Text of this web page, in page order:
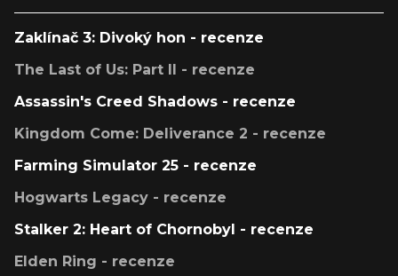
Zaklínač 3: Divoký hon - recenze
The Last of Us: Part II - recenze
Assassin's Creed Shadows - recenze
Kingdom Come: Deliverance 2 - recenze
Farming Simulator 25 - recenze
Hogwarts Legacy - recenze
Stalker 2: Heart of Chornobyl - recenze
Elden Ring - recenze